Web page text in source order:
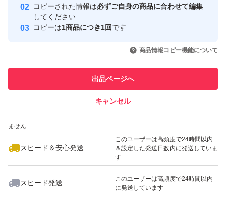
取引実績
引を完了させた実績があります
での取引実績があります
ません
スピード＆安心発送
このユーザーは高頻度で24時間以内
＆設定した発送日数内に発送していま
す
スピード発送
このユーザーは高頻度で24時間以内
に発送しています
コピーされた情報は必ずご自身の商品に合わせて編集
してください
コピーは1商品につき1回です
商品情報コピー機能について
出品ページへ
キャンセル
いいね！
4,480